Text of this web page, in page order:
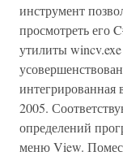
инструмент
просмотреть его
утилиты wincv.exe
интегрированная
2005.
определений
меню View.